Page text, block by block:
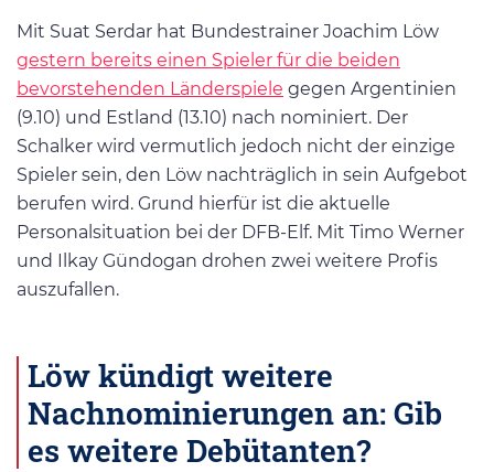
Mit Suat Serdar hat Bundestrainer Joachim Löw
gestern bereits einen Spieler für die beiden
bevorstehenden Länderspiele gegen Argentinien
(9.10) und Estland (13.10) nach nominiert. Der
Schalker wird vermutlich jedoch nicht der einzige
Spieler sein, den Löw nachträglich in sein Aufgebot
berufen wird. Grund hierfür ist die aktuelle
Personalsituation bei der DFB-Elf. Mit Timo Werner
und Ilkay Gündogan drohen zwei weitere Profis
auszufallen.
Löw kündigt weitere
Nachnominierungen an: Gib
es weitere Debütanten?